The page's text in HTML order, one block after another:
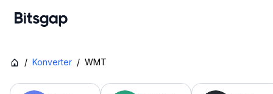
/ Konverter / WMT